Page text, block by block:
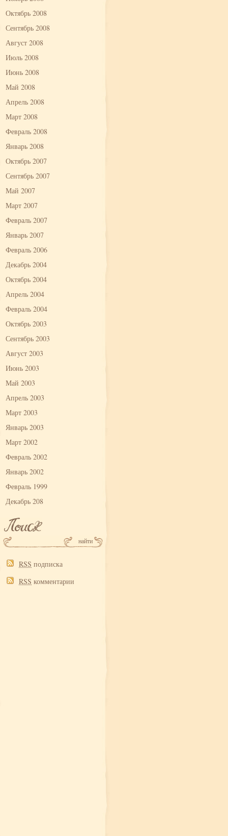
Октябрь 2008
Сентябрь 2008
Август 2008
Июль 2008
Июнь 2008
Май 2008
Апрель 2008
Март 2008
Февраль 2008
Январь 2008
Октябрь 2007
Сентябрь 2007
Май 2007
Март 2007
Февраль 2007
Январь 2007
Февраль 2006
Декабрь 2004
Октябрь 2004
Апрель 2004
Февраль 2004
Октябрь 2003
Сентябрь 2003
Август 2003
Июнь 2003
Май 2003
Апрель 2003
Март 2003
Январь 2003
Март 2002
Февраль 2002
Январь 2002
Февраль 1999
Декабрь 208
RSS подписка
RSS комментарии